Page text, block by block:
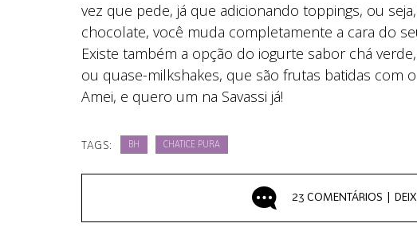
vez que pede, já que adicionando toppings, ou
chocolate, você muda completamente a cara do
Existe também a opção do iogurte sabor chá
ou quase-milkshakes, que são frutas batidas com
Amei, e quero um na Savassi já!
TAGS: BH CHATICE PURA
23 COMENTÁRIOS |